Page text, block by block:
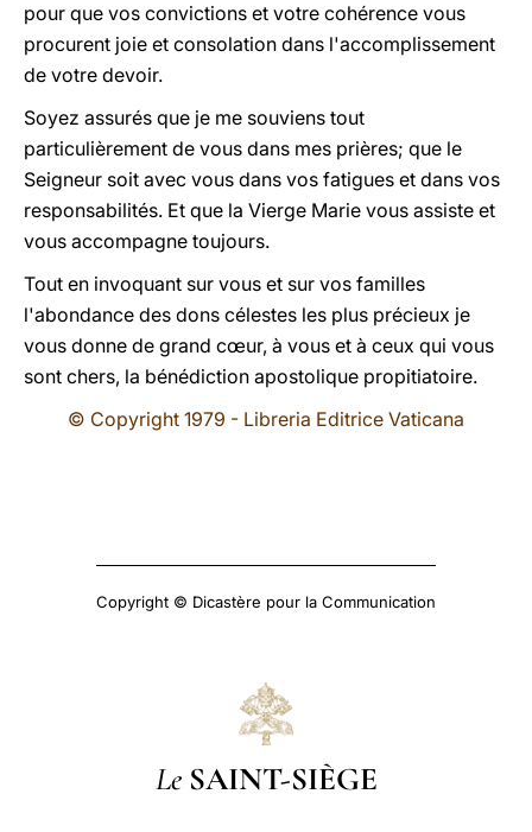
pour que vos convictions et votre cohérence vous
procurent joie et consolation dans l'accomplissement
de votre devoir.
Soyez assurés que je me souviens tout
particulièrement de vous dans mes prières; que le
Seigneur soit avec vous dans vos fatigues et dans vos
responsabilités. Et que la Vierge Marie vous assiste et
vous accompagne toujours.
Tout en invoquant sur vous et sur vos familles
l'abondance des dons célestes les plus précieux je
vous donne de grand cœur, à vous et à ceux qui vous
sont chers, la bénédiction apostolique propitiatoire.
© Copyright 1979 - Libreria Editrice Vaticana
Copyright © Dicastère pour la Communication
Le SAINT-SIÈGE